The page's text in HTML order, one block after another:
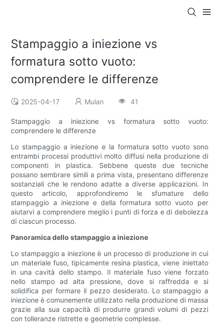
Stampaggio a iniezione vs
formatura sotto vuoto:
comprendere le differenze
2025-04-17 Mulan 41
Stampaggio a iniezione vs formatura sotto vuoto:
comprendere le differenze
Lo stampaggio a iniezione e la formatura sotto vuoto sono
entrambi processi produttivi molto diffusi nella produzione di
componenti in plastica. Sebbene queste due tecniche
possano sembrare simili a prima vista, presentano differenze
sostanziali che le rendono adatte a diverse applicazioni. In
questo articolo, approfondiremo le sfumature dello
stampaggio a iniezione e della formatura sotto vuoto per
aiutarvi a comprendere meglio i punti di forza e di debolezza
di ciascun processo.
Panoramica dello stampaggio a iniezione
Lo stampaggio a iniezione è un processo di produzione in cui
un materiale fuso, tipicamente resina plastica, viene iniettato
in una cavità dello stampo. Il materiale fuso viene forzato
nello stampo ad alta pressione, dove si raffredda e si
solidifica per formare il pezzo desiderato. Lo stampaggio a
iniezione è comunemente utilizzato nella produzione di massa
grazie alla sua capacità di produrre grandi volumi di pezzi
con tolleranze ristrette e geometrie complesse.